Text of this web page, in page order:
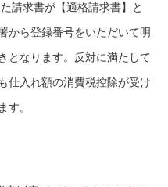
請求書が【適格請求書】と
から登録番号をいただいて明
となります。反対に満たして
仕入れ額の消費税控除が受け
す。